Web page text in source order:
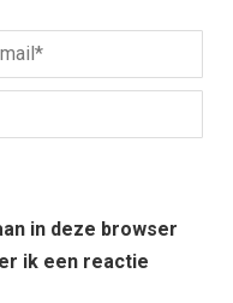
in deze browser
ik een reactie